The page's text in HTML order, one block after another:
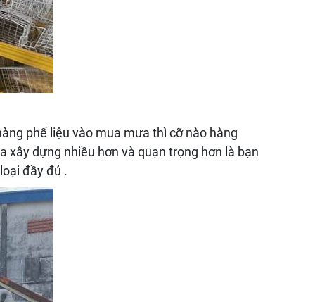
phế liệu vào mua mưa thì cỡ nào hàng
xây dựng nhiều hơn và quạn trọng hơn là bạn
đầy đủ .